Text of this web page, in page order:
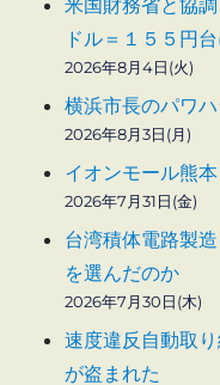
米国財務省と協
ドル＝１５５円
2026年8月4日(火)
横浜市長のパワ
2026年8月3日(月)
イオンモール熊
2026年7月31日(金)
台湾積体電路製
を選んだのか
2026年7月30日(木)
速度違反自動取
が盗まれた